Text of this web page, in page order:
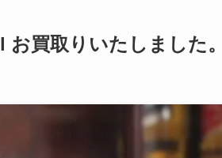
買取りいたしました。